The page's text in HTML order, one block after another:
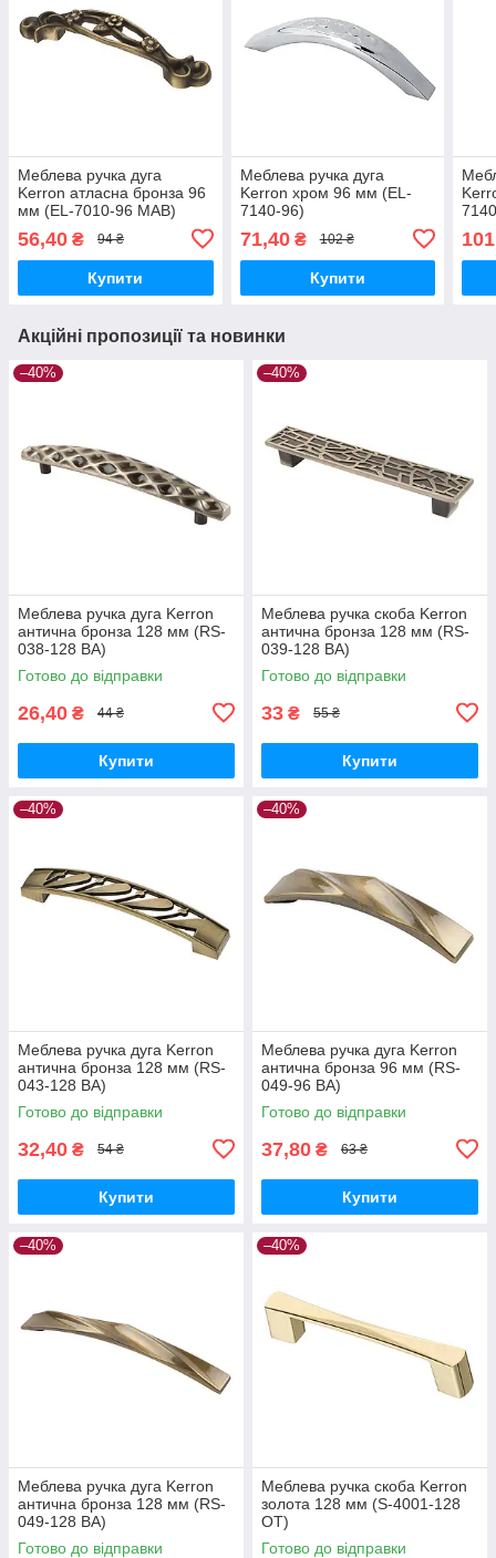
Меблева ручка дуга
Kerron атласна бронза 96
мм (EL-7010-96 MAB)
56,40 ₴ 94 ₴
Купити
Меблева ручка дуга
Kerron хром 96 мм (EL-
7140-96)
71,40₴ 102 ₴
Купити
Акційні пропозиції та новинки
–40%
Меблева ручка дуга Kerron
антична бронза 128 мм (RS-
038-128 BA)
Готово до відправки
26,40 ₴ 44 ₴
Купити
–40%
Меблева ручка скоба Kerron
антична бронза 128 мм (RS-
039-128 BA)
Готово до відправки
33 ₴ 55 ₴
Купити
–40%
Меблева ручка дуга Kerron
антична бронза 128 мм (RS-
043-128 BA)
Готово до відправки
32,40 ₴ 54 ₴
Купити
–40%
Меблева ручка дуга Kerron
антична бронза 96 мм (RS-
049-96 BA)
Готово до відправки
37,80 ₴ 63 ₴
Купити
–40%
Меблева ручка дуга Kerron
антична бронза 128 мм (RS-
049-128 BA)
Готово до відправки
–40%
Меблева ручка скоба Kerron
золота 128 мм (S-4001-128
OT)
Готово до відправки